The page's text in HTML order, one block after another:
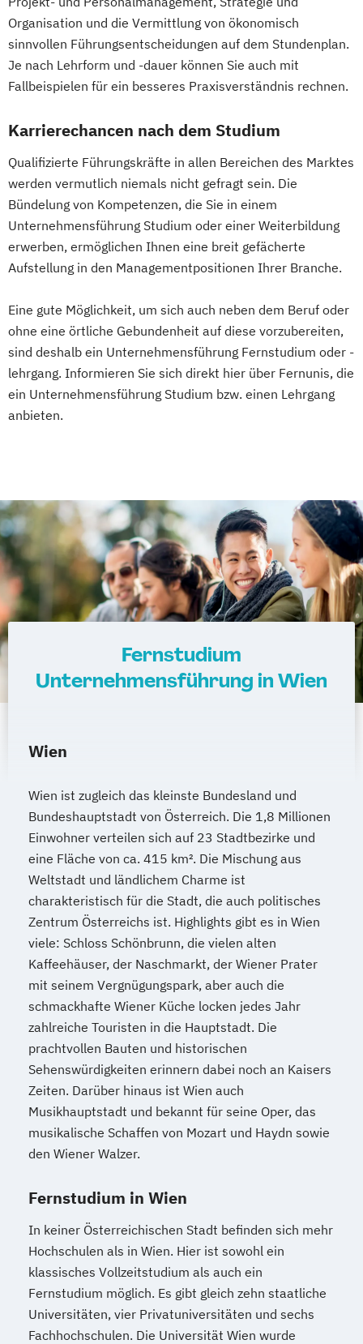
Sozialpädagogik und Inklusion
Sportmanagement
Supply Chain Management
Tourismusmanagement UX Design
Wirtschaftsinformatik (DE/EN)
Wirtschaftsingenieurwesen
Wirtschaftsingenieurwesen Medizintechnik
Wirtschaftspsychologie (DE/EN)
Wirtschaftsrecht
Organisation und die Vermittlung von ökonomisch
sinnvollen Führungsentscheidungen auf dem Stundenplan.
Je nach Lehrform und -dauer können Sie auch mit
Fallbeispielen für ein besseres Praxisverständnis rechnen.
Karrierechancen nach dem Studium
Qualifizierte Führungskräfte in allen Bereichen des Marktes
werden vermutlich niemals nicht gefragt sein. Die
Bündelung von Kompetenzen, die Sie in einem
Unternehmensführung Studium oder einer Weiterbildung
erwerben, ermöglichen Ihnen eine breit gefächerte
Aufstellung in den Managementpositionen Ihrer Branche.
Eine gute Möglichkeit, um sich auch neben dem Beruf oder
ohne eine örtliche Gebundenheit auf diese vorzubereiten,
sind deshalb ein Unternehmensführung Fernstudium oder -
lehrgang. Informieren Sie sich direkt hier über Fernunis, die
ein Unternehmensführung Studium bzw. einen Lehrgang
anbieten.
Fernstudium
Unternehmensführung in Wien
Wien
Wien ist zugleich das kleinste Bundesland und
Bundeshauptstadt von Österreich. Die 1,8 Millionen
Einwohner verteilen sich auf 23 Stadtbezirke und
eine Fläche von ca. 415 km². Die Mischung aus
Weltstadt und ländlichem Charme ist
charakteristisch für die Stadt, die auch politisches
Zentrum Österreichs ist. Highlights gibt es in Wien
viele: Schloss Schönbrunn, die vielen alten
Kaffeehäuser, der Naschmarkt, der Wiener Prater
mit seinem Vergnügungspark, aber auch die
schmackhafte Wiener Küche locken jedes Jahr
zahlreiche Touristen in die Hauptstadt. Die
prachtvollen Bauten und historischen
Sehenswürdigkeiten erinnern dabei noch an Kaisers
Zeiten. Darüber hinaus ist Wien auch
Musikhauptstadt und bekannt für seine Oper, das
musikalische Schaffen von Mozart und Haydn sowie
den Wiener Walzer.
Fernstudium in Wien
In keiner Österreichischen Stadt befinden sich mehr
Hochschulen als in Wien. Hier ist sowohl ein
klassisches Vollzeitstudium als auch ein
Fernstudium möglich. Es gibt gleich zehn staatliche
Universitäten, vier Privatuniversitäten und sechs
Fachhochschulen. Die Universität Wien wurde